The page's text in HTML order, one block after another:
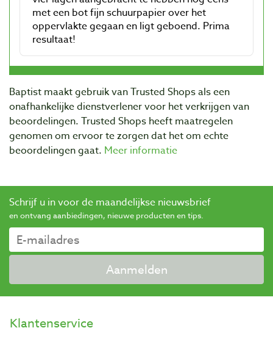
Baptist maakt gebruik van Trusted Shops als een
onafhankelijke dienstverlener voor het verkrijgen van
beoordelingen. Trusted Shops heeft maatregelen
genomen om ervoor te zorgen dat het om echte
beoordelingen gaat. Meer informatie
Schrijf u in voor de maandelijkse nieuwsbrief
en ontvang aanbiedingen, nieuwe producten en tips.
Aanmelden
Klantenservice